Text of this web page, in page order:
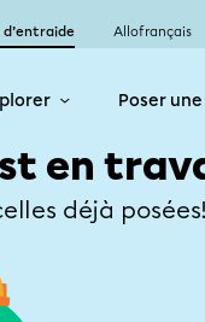
d’entraide Allofrançais
Poser
en
déjà